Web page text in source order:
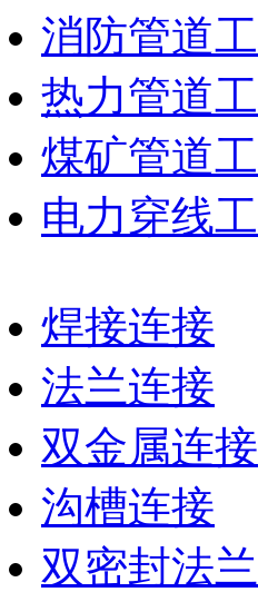
消防管道
热力管道
煤矿管道
电力穿线
焊接连接
法兰连接
双金属连接
沟槽连接
双密封法